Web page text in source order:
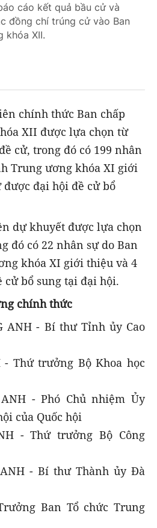
cáo kết quả bầu cử và
đồng chí trúng cử vào Ban
khóa XII.
chính thức Ban chấp
XII được lựa chọn từ
cử, trong đó có 199 nhân
Trung ương khóa XI giới
đại hội đề cử bổ
dự khuyết được lựa chọn
đó có 22 nhân sự do Ban
khóa XI giới thiệu và 4
bổ sung tại đại hội.
chính thức
ANH - Bí thư Tỉnh ủy Cao
- Thứ trưởng Bộ Khoa học
ANH - Phó Chủ nhiệm Ủy
của Quốc hội
- Thứ trưởng Bộ Công
ANH - Bí thư Thành ủy Đà
Ban Tổ chức Trung